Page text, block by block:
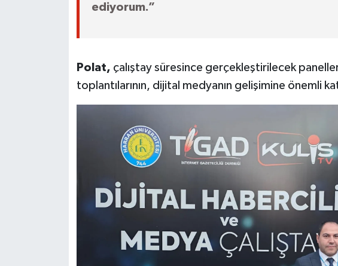
ediyorum.”
Polat, çalıştay süresince gerçekleştirilecek
toplantılarının, dijital medyanın gelişimine önemli